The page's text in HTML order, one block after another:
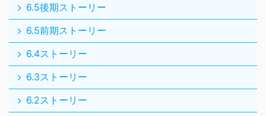
6.5後期ストーリー
6.5前期ストーリー
6.4ストーリー
6.3ストーリー
6.2ストーリー